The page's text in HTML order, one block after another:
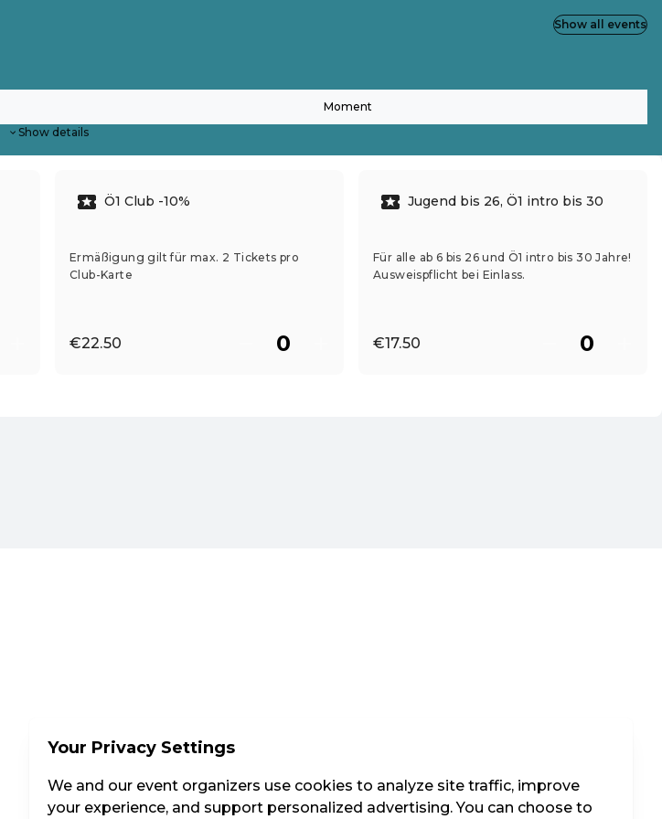
Moment
Show details
Show all events
Ö1 Club -10%
Ermäßigung gilt für max. 2 Tickets pro
Club-Karte
€22.50
Jugend bis 26, Ö1 intro bis 30
Für alle ab 6 bis 26 und Ö1 intro bis 30 Jahre!
Ausweispflicht bei Einlass.
€17.50
Your Privacy Settings
We and our event organizers use cookies to analyze site traffic, improve
your experience, and support personalized advertising. You can choose to